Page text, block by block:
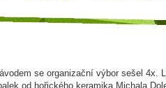
se organizační výbor sešel 4x.
od hořického keramika Michala